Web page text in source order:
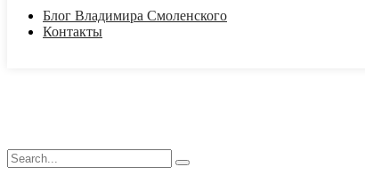
Блог Владимира Смоленского
Контакты